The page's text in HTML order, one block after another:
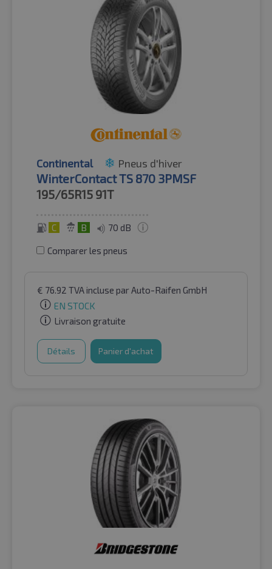
Continental Pneus d'hiver
WinterContact TS 870 3PMSF
195/65R15 91T
C B 70 dB
Comparer les pneus
€ 76.92 TVA incluse par Auto-Raifen GmbH
EN STOCK
Livraison gratuite
Détails Panier d'achat